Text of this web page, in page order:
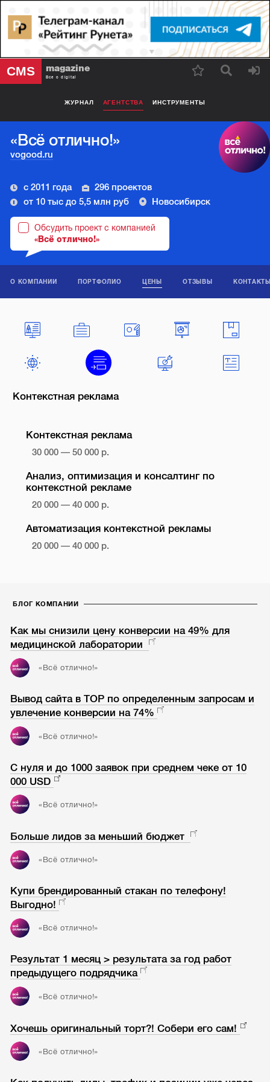
CMS magazine
Все о digital
ЖУРНАЛ АГЕНТСТВА ИНСТРУМЕНТЫ
«Всё отлично!»
vogood.ru
с 2011 года
296 проектов
от 10 тыс до 5,5 млн руб
Новосибирск
Обсудить проект с компанией
«Всё отлично!»
О КОМПАНИИ ПОРТФОЛИО ЦЕНЫ ОТЗЫВЫ
Контекстная реклама
Контекстная реклама
30 000 — 50 000 р.
Анализ, оптимизация и консалтинг по
контекстной рекламе
20 000 — 40 000 р.
Автоматизация контекстной рекламы
20 000 — 40 000 р.
БЛОГ КОМПАНИИ
Как мы снизили цену конверсии на 49% для
медицинской лаборатории
«Всё отлично!»
Вывод сайта в TOP по определенным запросам и
увлечение конверсии на 74%
«Всё отлично!»
С нуля и до 1000 заявок при среднем чеке от 10
000 USD
«Всё отлично!»
Больше лидов за меньший бюджет
«Всё отлично!»
Купи брендированный стакан по телефону!
Выгодно!
«Всё отлично!»
Результат 1 месяц > результата за год работ
предыдущего подрядчика
«Всё отлично!»
Хочешь оригинальный торт?! Собери его сам!
«Всё отлично!»